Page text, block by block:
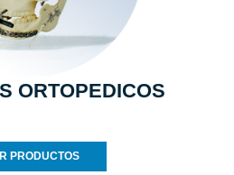
ORTOPEDICOS
PRODUCTOS